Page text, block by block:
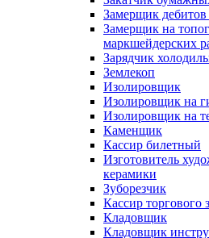
Замерщик
Замерщик на
маркшейдерских
Зарядчик
Землекоп
Изолировщик
Изолировщик на
Изолировщик на
Каменщик
Кассир билетный
Изготовитель
керамики
Зуборезчик
Кассир торгового
Кладовщик
Кладовщик